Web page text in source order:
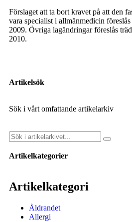
Förslaget att ta bort kravet på att den
vara specialist i allmänmedicin
2009. Övriga lagändringar föreslås
2010.
Artikelsök
Sök i vårt omfattande artikelarkiv
Artikelkategorier
Artikelkategori
Åldrandet
Allergi